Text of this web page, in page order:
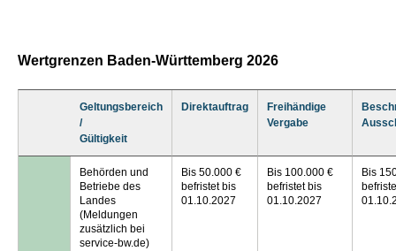
Wertgrenzen Baden-Württemberg 2026
Geltungsbereich
/
Gültigkeit
Direktauftrag
Freihändige
Vergabe
Behörden und
Betriebe des
Landes
(Meldungen
zusätzlich bei
service-bw.de)
Bis 50.000 €
befristet bis
01.10.2027
Bis 100.000 €
befristet bis
01.10.2027
Bis